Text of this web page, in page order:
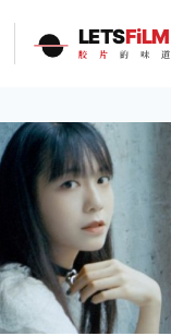
LETSFiLM
胶 片 的 味 道